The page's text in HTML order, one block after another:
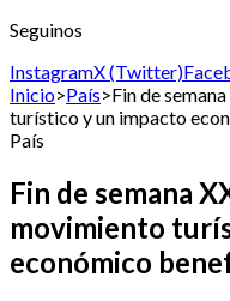
Seguinos
InstagramX (Twitter)
Inicio>País>Fin de
turístico y un impacto
País
Fin de semana
movimiento
económico